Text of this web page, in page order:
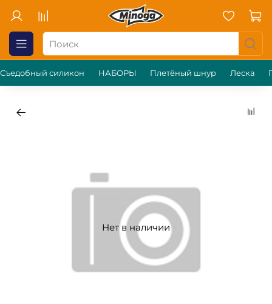
Съедобный силикон НАБОРЫ Плетёный шнур Леска
Нет в наличии